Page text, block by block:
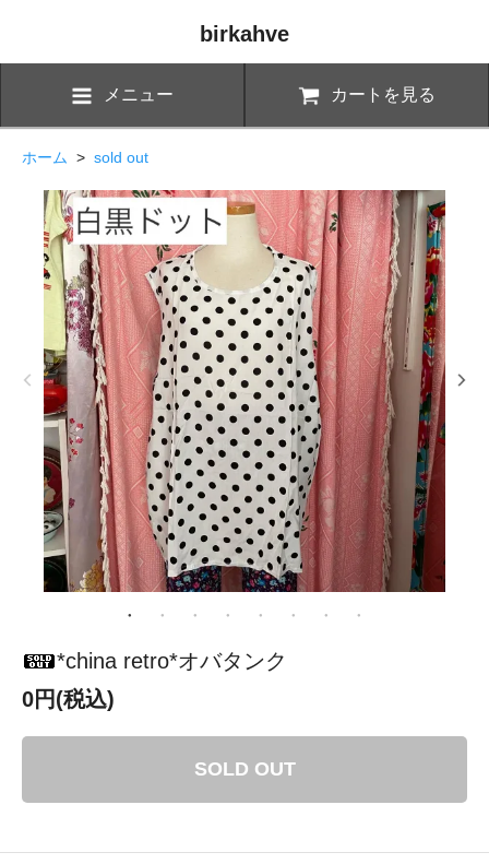
birkahve
メニュー カートを見る
ホーム > sold out
*china retro*オバタンク
0円(税込)
SOLD OUT